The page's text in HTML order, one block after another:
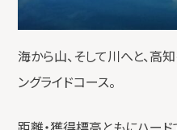
海から山、そして川へと、
ングライドコース。